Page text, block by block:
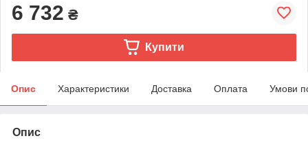
6 732 ₴
Купити
Опис Характеристики Доставка Оплата Умови
Опис